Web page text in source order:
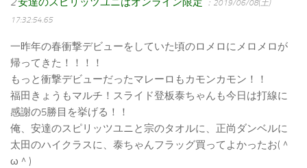
：2019/06/08(土)
17:32:54.65
一昨年の春衝撃デビューをしていた頃のロメロにメロメロが
帰ってきた！！！！
もっと衝撃デビューだったマレーロもカモンカモン！！
福田きょうもマルチ！スライド登板泰ちゃんも今日は打線に
感謝の5勝目を挙げる！！
俺、安達のスピリッツユニと宗のタオルに、正尚ダンベルに
太田のハイクラスに、泰ちゃんフラッグ買ってよかったお(＾
ω＾)